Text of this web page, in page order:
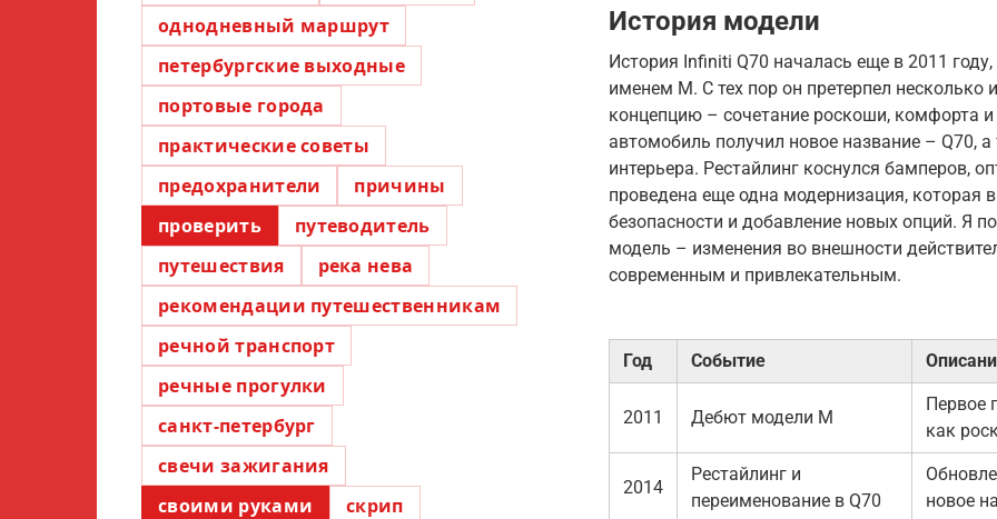
История модели
История Infiniti Q70 началась еще в 2011
именем M. С тех пор он претерпел
концепцию – сочетание роскоши, комфорта и
автомобиль получил новое название – Q70,
интерьера. Рестайлинг коснулся бамперов,
проведена еще одна модернизация, которая
безопасности и добавление новых опций. Я
модель – изменения во внешности
современным и привлекательным.
Год Событие
2011 Дебют модели M
Первое
как
2014
Рестайлинг и
переименование в Q70
новое
однодневный маршрут
петербургские выходные
портовые города
практические советы
предохранители
причины
проверить
путеводитель
путешествия
река нева
рекомендации путешественникам
речной транспорт
речные прогулки
санкт-петербург
свечи зажигания
своими руками
скрип